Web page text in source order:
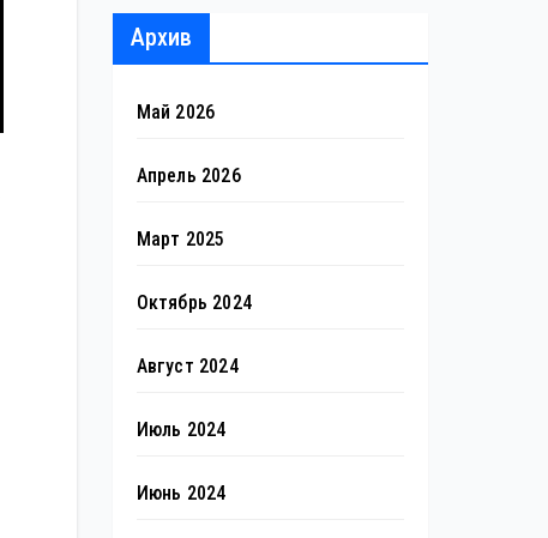
Архив
Май 2026
Апрель 2026
Март 2025
Октябрь 2024
Август 2024
Июль 2024
Июнь 2024